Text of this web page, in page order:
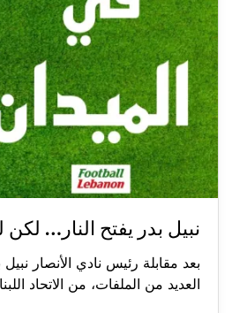
نبيل بدر يفتح النار… لكن
بعد مقابلة رئيس نادي الأنصار نبيل
العديد من الملفات، من الاتحاد